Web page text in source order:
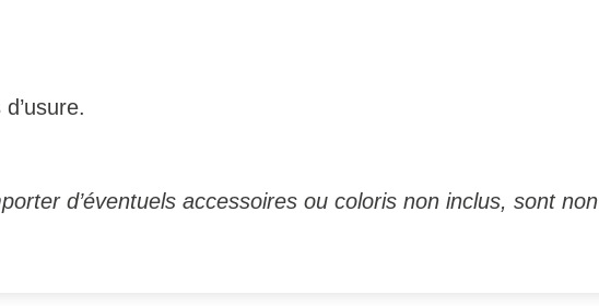
d’éventuels accessoires ou coloris non inclus, sont non